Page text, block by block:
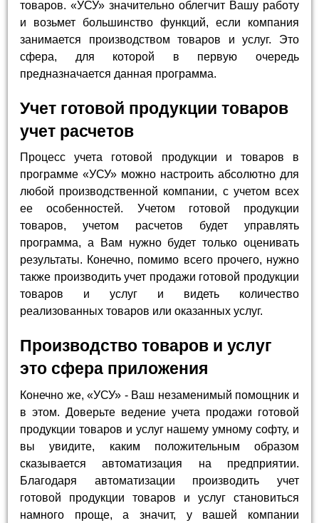
товаров. «УСУ» значительно облегчит Вашу работу
и возьмет большинство функций, если компания
занимается производством товаров и услуг. Это
сфера, для которой в первую очередь
предназначается данная программа.
Учет готовой продукции товаров
учет расчетов
Процесс учета готовой продукции и товаров в
программе «УСУ» можно настроить абсолютно для
любой производственной компании, с учетом всех
ее особенностей. Учетом готовой продукции
товаров, учетом расчетов будет управлять
программа, а Вам нужно будет только оценивать
результаты. Конечно, помимо всего прочего, нужно
также производить учет продажи готовой продукции
товаров и услуг и видеть количество
реализованных товаров или оказанных услуг.
Производство товаров и услуг
это сфера приложения
Конечно же, «УСУ» - Ваш незаменимый помощник и
в этом. Доверьте ведение учета продажи готовой
продукции товаров и услуг нашему умному софту, и
вы увидите, каким положительным образом
сказывается автоматизация на предприятии.
Благодаря автоматизации производить учет
готовой продукции товаров и услуг становиться
намного проще, а значит, у вашей компании